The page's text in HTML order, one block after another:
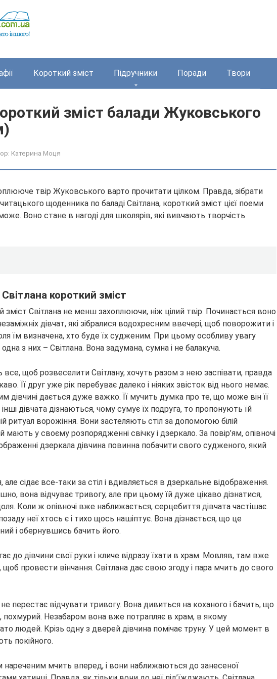
Короткий зміст Підручники Поради Твори
зміст балади Жуковського
Катерина Моця
твір Жуковського варто прочитати цілком. Правда, зібрати
щоденника по баладі Світлана, короткий зміст цієї поеми
Воно стане в нагоді для школярів, які вивчають творчість
Світлана короткий зміст
зміст Світлана не менш захоплюючи, ніж цілий твір. Починається воно
дівчат, які зібралися водохресним ввечері, щоб поворожити і
їм визначена, хто буде їх судженим. При цьому особливу увагу
з них – Світлана. Вона задумана, сумна і не балакуча.
все, щоб розвеселити Світлану, хочуть разом з нею заспівати, правда
Її друг уже рік перебуває далеко і ніяких звісток від нього немає.
дівчині дається дуже важко. Її мучить думка про те, що може він її
дівчата дізнаються, чому сумує їх подруга, то пропонують їй
ритуал ворожіння. Вони застеляють стіл за допомогою білій
мають у своєму розпорядженні свічку і дзеркало. За повір’ям, опівночі
дзеркала дівчина повинна побачити свого судженого, який
але сідає все-таки за стіл і вдивляється в дзеркальне відображення.
вона відчуває тривогу, але при цьому їй дуже цікаво дізнатися,
Коли ж опівночі вже наближається, серцебиття дівчата частішає.
неї хтось є і тихо щось нашіптує. Вона дізнається, що це
і обернувшись бачить його.
до дівчини свої руки і кличе відразу їхати в храм. Мовляв, там вже
щоб провести вінчання. Світлана дає свою згоду і пара мчить до свого
перестає відчувати тривогу. Вона дивиться на коханого і бачить, що
похмурий. Незабаром вона вже потрапляє в храм, в якому
людей. Крізь одну з дверей дівчина помічає труну. У цей момент в
покійного.
нареченим мчить вперед, і вони наближаються до занесеної